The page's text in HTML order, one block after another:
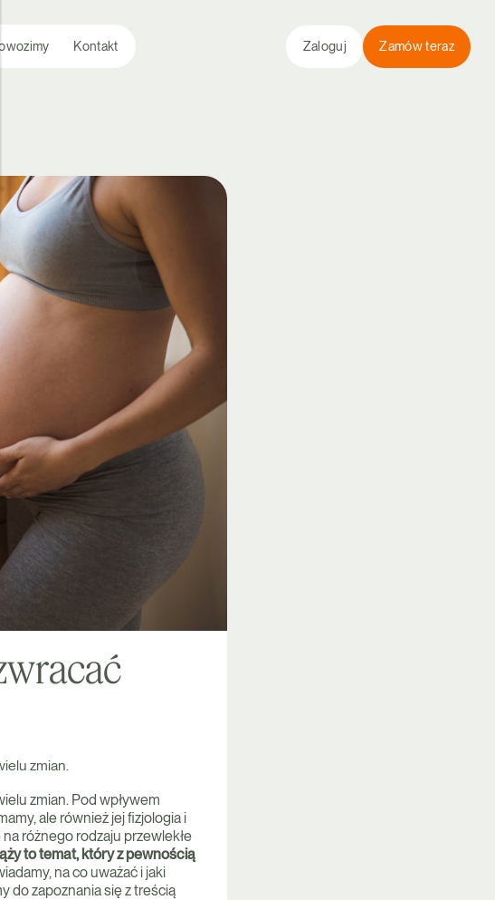
Kontakt Zaloguj Zamów teraz
zmian.
zmian. Pod wpływem
ale również jej fizjologia i
różnego rodzaju przewlekłe
to temat, który z pewnością
na co uważać i jaki
do zapoznania się z treścią